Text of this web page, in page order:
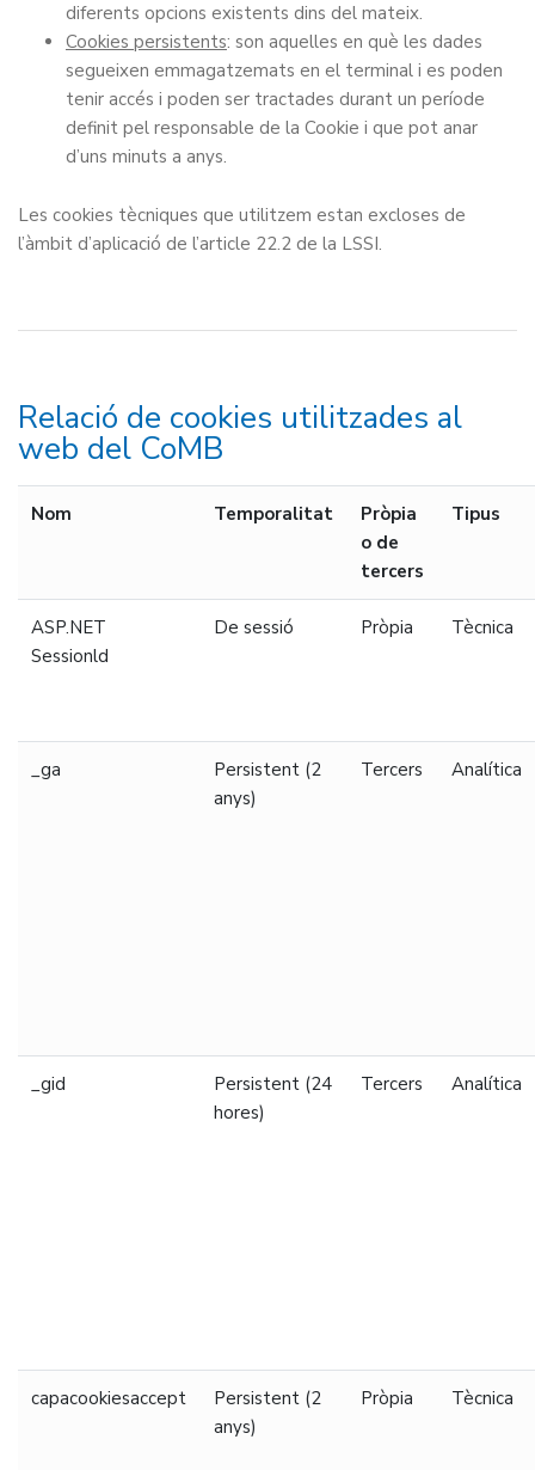
diferents opcions existents dins del mateix.
Cookies persistents: son aquelles en què les dades
segueixen emmagatzemats en el terminal i es poden
tenir accés i poden ser tractades durant un període
definit pel responsable de la Cookie i que pot anar
d’uns minuts a anys.
Les cookies tècniques que utilitzem estan excloses de
l’àmbit d’aplicació de l’article 22.2 de la LSSI.
Relació de cookies utilitzades al
web del CoMB
Nom Temporalitat
Pròpia
o de
tercers
Tipus
ASP.NET
Sessionld
De sessió Pròpia Tècnica
_ga
Persistent (2
anys)
Tercers Analítica
_gid
Persistent (24
hores)
Tercers Analítica
capacookiesaccept
Persistent (2
anys)
Pròpia Tècnica